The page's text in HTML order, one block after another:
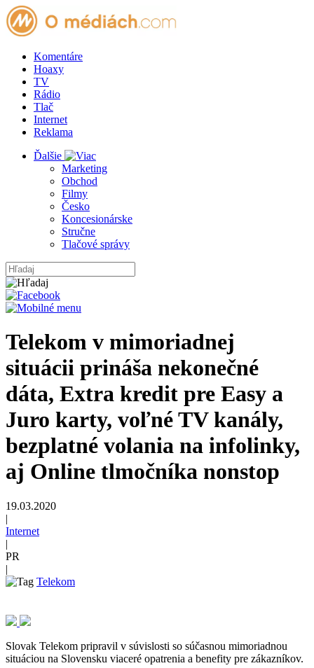
Komentáre
Hoaxy
TV
Rádio
Tlač
Internet
Reklama
Ďalšie
Marketing
Obchod
Filmy
Česko
Koncesionárske
Stručne
Tlačové správy
Telekom v mimoriadnej
situácii prináša nekonečné
dáta, Extra kredit pre Easy a
Juro karty, voľné TV kanály,
bezplatné volania na infolinky,
aj Online tlmočníka nonstop
19.03.2020
|
Internet
|
PR
|
Telekom
Slovak Telekom pripravil v súvislosti so súčasnou mimoriadnou
situáciou na Slovensku viaceré opatrenia a benefity pre zákazníkov.